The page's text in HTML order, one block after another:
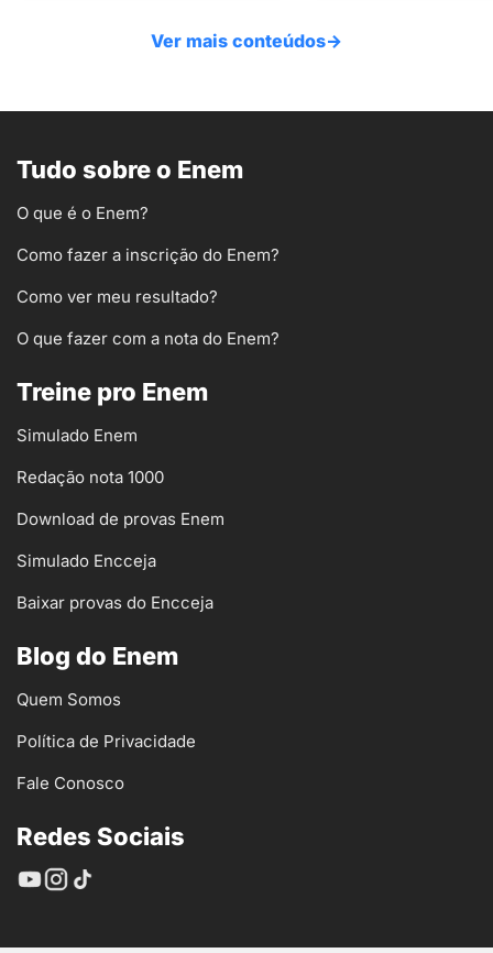
Ver mais conteúdos→
Tudo sobre o Enem
O que é o Enem?
Como fazer a inscrição do Enem?
Como ver meu resultado?
O que fazer com a nota do Enem?
Treine pro Enem
Simulado Enem
Redação nota 1000
Download de provas Enem
Simulado Encceja
Baixar provas do Encceja
Blog do Enem
Quem Somos
Política de Privacidade
Fale Conosco
Redes Sociais